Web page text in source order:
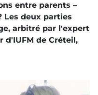
entre parents –
Les deux parties
arbitré par l'expert
de Créteil,